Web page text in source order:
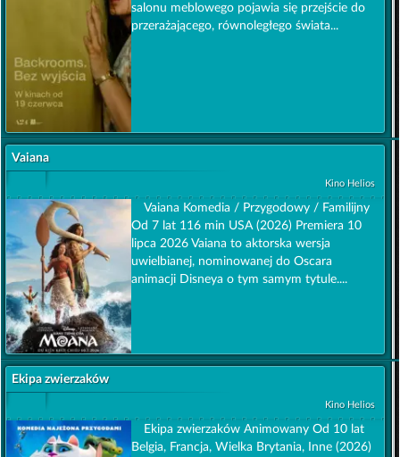
salonu meblowego pojawia się przejście do
przerażającego, równoległego świata...
Vaiana
Kino Helios
Vaiana Komedia / Przygodowy / Familijny
Od 7 lat 116 min USA (2026) Premiera 10
lipca 2026 Vaiana to aktorska wersja
uwielbianej, nominowanej do Oscara
animacji Disneya o tym samym tytule....
Ekipa zwierzaków
Kino Helios
Ekipa zwierzaków Animowany Od 10 lat
Belgia, Francja, Wielka Brytania, Inne (2026)